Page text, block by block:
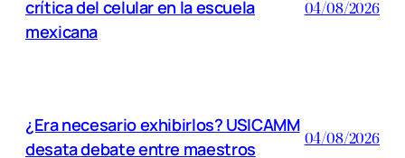
crítica del celular en la escuela
mexicana
04/08/2026
¿Era necesario exhibirlos? USICAMM
desata debate entre maestros
04/08/2026